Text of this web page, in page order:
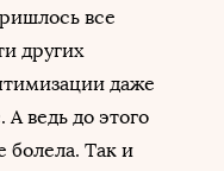
все
других
даже
ведь до этого
болела. Так и